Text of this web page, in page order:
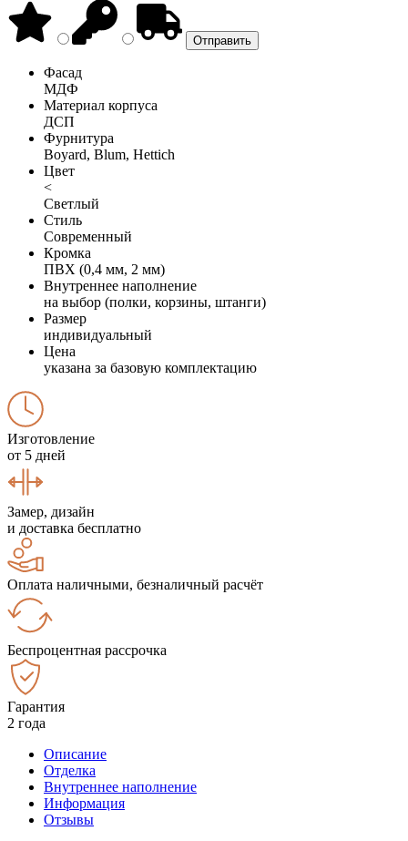
Фасад
МДФ
Материал корпуса
ДСП
Фурнитура
Boyard, Blum, Hettich
Цвет
<
Светлый
Стиль
Современный
Кромка
ПВХ (0,4 мм, 2 мм)
Внутреннее наполнение
на выбор (полки, корзины, штанги)
Размер
индивидуальный
Цена
указана за базовую комплектацию
Изготовление
от 5 дней
Замер, дизайн
и доставка бесплатно
Оплата наличными, безналичный расчёт
Беспроцентная рассрочка
Гарантия
2 года
Описание
Отделка
Внутреннее наполнение
Информация
Отзывы